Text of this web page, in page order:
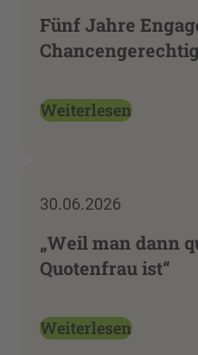
Fünf Jahre
Weiterlesen
30.06.2026
„Weil man dann
Quotenfrau ist“
Weiterlesen